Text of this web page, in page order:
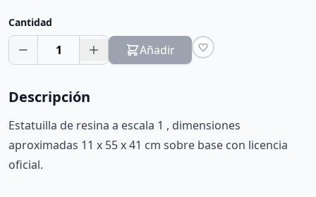
Cantidad
1 Añadir
Descripción
Estatuilla de resina a escala 1 , dimensiones
aproximadas 11 x 55 x 41 cm sobre base con licencia
oficial.